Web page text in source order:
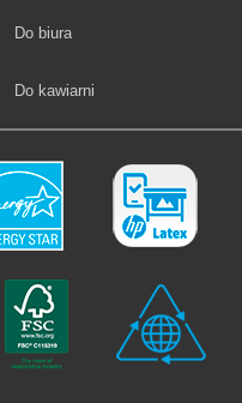
Fototapety
Do biura
Fototapety
Do kawiarni